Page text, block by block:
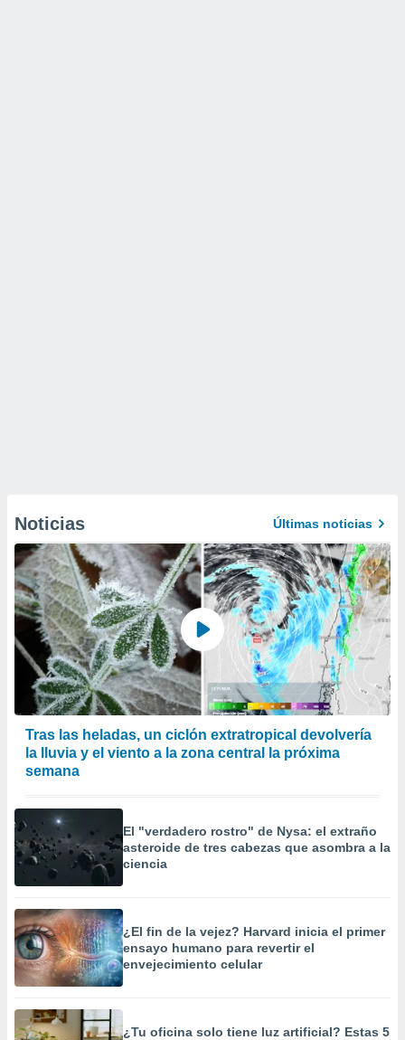
Noticias Últimas noticias
Tras las heladas, un ciclón extratropical devolvería
la lluvia y el viento a la zona central la próxima
semana
El "verdadero rostro" de Nysa: el extraño
asteroide de tres cabezas que asombra a la
ciencia
¿El fin de la vejez? Harvard inicia el primer
ensayo humano para revertir el
envejecimiento celular
¿Tu oficina solo tiene luz artificial? Estas 5